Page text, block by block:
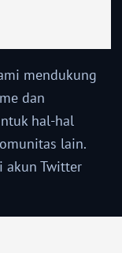
mendukung
dan
hal-hal
lain.
akun Twitter